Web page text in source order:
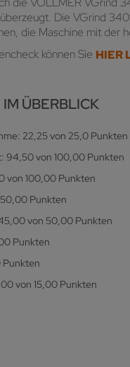
Die VGrind
die Maschine mit der
können Sie HIER
ÜBERBLICK
22,25 von 25,0 Punkten
94,50 von 100,00 Punkten
von 100,00 Punkten
Punkten
von 50,00 Punkten
Punkten
von 15,00 Punkten